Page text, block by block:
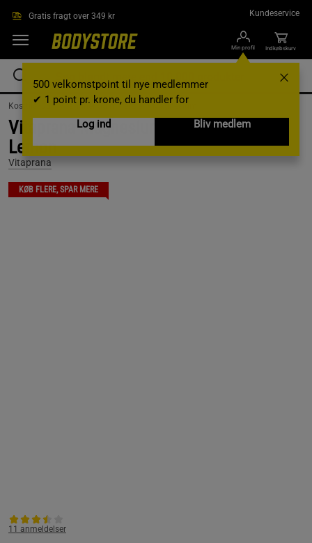
Gratis fragt over 349 kr Kundeservice
Min profil
500 velkomstpoint til nye medlemmer
✔ 1 point pr. krone, du handler for
Log ind
Bliv medlem
Indkøbskurv
Kosttilskud / Vitaminer og mineraler / Magnesium
Vitaprana Magnesium Powder, 210g,
Lemon
Vitaprana
KØB FLERE, SPAR MERE
11 anmeldelser